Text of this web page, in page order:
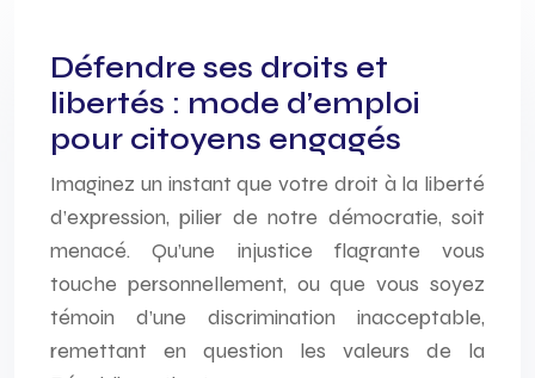
Défendre ses droits et
libertés : mode d’emploi
pour citoyens engagés
Imaginez un instant que votre droit à la liberté
d’expression, pilier de notre démocratie, soit
menacé. Qu’une injustice flagrante vous
touche personnellement, ou que vous soyez
témoin d’une discrimination inacceptable,
remettant en question les valeurs de la